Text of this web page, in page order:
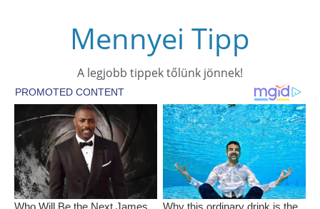
Mennyei Tipp
A legjobb tippek tőlünk jönnek!